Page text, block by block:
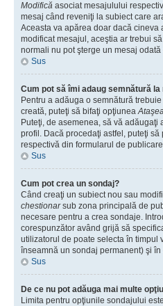
Modifică asociat mesajulului
mesaj când reveniţi la subiect care
Aceasta va apărea doar dacă
modificat mesajul, aceştia ar trebui
normali nu pot şterge un mesaj
Sus
Cum pot să îmi adaug semnătură la
Pentru a adăuga o semnătură
creată, puteţi să bifaţi opţiunea
Puteţi, de asemenea, să vă
profil. Dacă procedaţi astfel, puteţi
respectivă din formularul de
Sus
Cum pot crea un sondaj?
Când creaţi un subiect nou sau
chestionarsub zona principală de
necesare pentru a crea sondaje.
corespunzător având grijă să
utilizatorul de poate selecta în timpul
înseamnă un sondaj permanent) şi
Sus
De ce nu pot adăuga mai multe
Limita pentru opţiunile sondajului